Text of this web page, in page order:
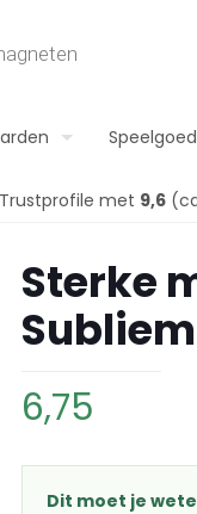
Speelgoed
met 9,6
Sterke
6,75
Dit moet je